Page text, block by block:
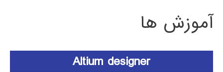
آموزش ها
Altium designer